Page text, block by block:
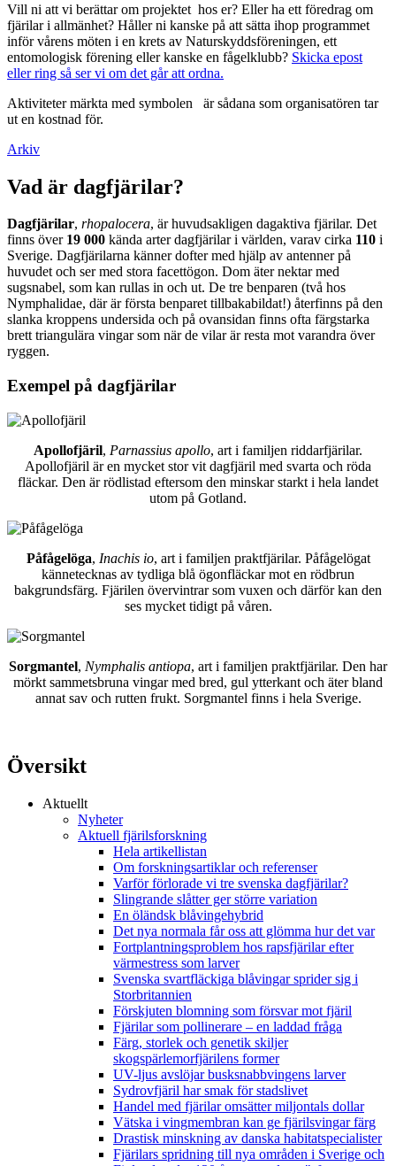
Vill ni att vi berättar om projektet hos er? Eller ha ett föredrag om
fjärilar i allmänhet? Håller ni kanske på att sätta ihop programmet
inför vårens möten i en krets av Naturskyddsföreningen, ett
entomologisk förening eller kanske en fågelklubb? Skicka epost
eller ring så ser vi om det går att ordna.
Aktiviteter märkta med symbolen
är sådana som organisatören tar
ut en kostnad för.
Arkiv
Vad är dagfjärilar?
Dagfjärilar, rhopalocera, är huvudsakligen dagaktiva fjärilar. Det
finns över 19 000 kända arter dagfjärilar i världen, varav cirka 110 i
Sverige. Dagfjärilarna känner dofter med hjälp av antenner på
huvudet och ser med stora facettögon. Dom äter nektar med
sugsnabel, som kan rullas in och ut. De tre benparen (två hos
Nymphalidae, där är första benparet tillbakabildat!) återfinns på den
slanka kroppens undersida och på ovansidan finns ofta färgstarka
brett triangulära vingar som när de vilar är resta mot varandra över
ryggen.
Exempel på dagfjärilar
Apollofjäril, Parnassius apollo, art i familjen riddarfjärilar.
Apollofjäril är en mycket stor vit dagfjäril med svarta och röda
fläckar. Den är rödlistad eftersom den minskar starkt i hela landet
utom på Gotland.
Påfågelöga, Inachis io, art i familjen praktfjärilar. Påfågelögat
kännetecknas av tydliga blå ögonfläckar mot en rödbrun
bakgrundsfärg. Fjärilen övervintrar som vuxen och därför kan den
ses mycket tidigt på våren.
Sorgmantel, Nymphalis antiopa, art i familjen praktfjärilar. Den har
mörkt sammetsbruna vingar med bred, gul ytterkant och äter bland
annat sav och rutten frukt. Sorgmantel finns i hela Sverige.
Översikt
Aktuellt
Nyheter
Aktuell fjärilsforskning
Hela artikellistan
Om forskningsartiklar och referenser
Varför förlorade vi tre svenska dagfjärilar?
Slingrande slåtter ger större variation
En öländsk blåvingehybrid
Det nya normala får oss att glömma hur det var
Fortplantningsproblem hos rapsfjärilar efter
värmestress som larver
Svenska svartfläckiga blåvingar sprider sig i
Storbritannien
Förskjuten blomning som försvar mot fjäril
Fjärilar som pollinerare – en laddad fråga
Färg, storlek och genetik skiljer
skogspärlemorfjärilens former
UV-ljus avslöjar busksnabbvingens larver
Sydrovfjäril har smak för stadslivet
Handel med fjärilar omsätter miljontals dollar
Vätska i vingmembran kan ge fjärilsvingar färg
Drastisk minskning av danska habitatspecialister
Fjärilars spridning till nya områden i Sverige och